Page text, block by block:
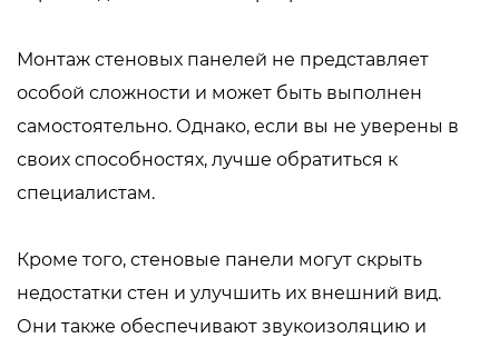
Монтаж стеновых панелей не представляет
особой сложности и может быть выполнен
самостоятельно. Однако, если вы не уверены в
своих способностях, лучше обратиться к
специалистам.
Кроме того, стеновые панели могут скрыть
недостатки стен и улучшить их внешний вид.
Они также обеспечивают звукоизоляцию и